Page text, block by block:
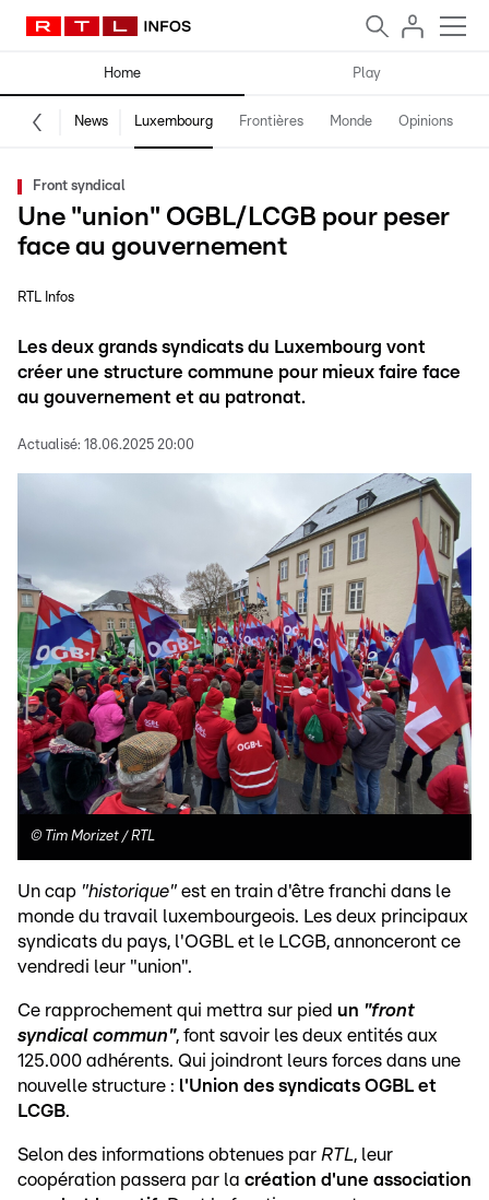
Home Play
News Luxembourg Frontières Monde Opinions
Front syndical
Une "union" OGBL/LCGB pour peser
face au gouvernement
RTL Infos
Les deux grands syndicats du Luxembourg vont
créer une structure commune pour mieux faire face
au gouvernement et au patronat.
Actualisé: 18.06.2025 20:00
© Tim Morizet / RTL
Un cap "historique" est en train d'être franchi dans le
monde du travail luxembourgeois. Les deux principaux
syndicats du pays, l'OGBL et le LCGB, annonceront ce
vendredi leur "union".
Ce rapprochement qui mettra sur pied un "front
syndical commun", font savoir les deux entités aux
125.000 adhérents. Qui joindront leurs forces dans une
nouvelle structure : l'Union des syndicats OGBL et
LCGB.
Selon des informations obtenues par RTL, leur
coopération passera par la création d'une association